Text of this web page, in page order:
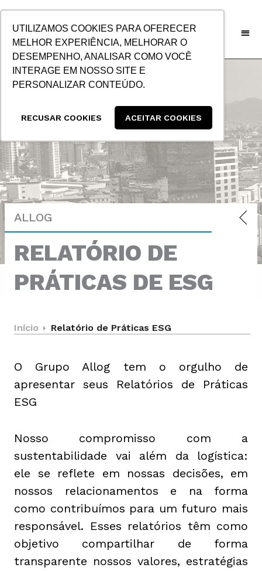
UTILIZAMOS COOKIES PARA OFERECER
MELHOR EXPERIÊNCIA, MELHORAR O
DESEMPENHO, ANALISAR COMO VOCÊ
INTERAGE EM NOSSO SITE E
PERSONALIZAR CONTEÚDO.
RECUSAR COOKIES ACEITAR COOKIES
CONTEÚDO
ALLOG
RELATÓRIO DE
PRÁTICAS DE ESG
Início Relatório de Práticas ESG
O Grupo Allog tem o orgulho de
apresentar seus Relatórios de Práticas
ESG
Nosso compromisso com a
sustentabilidade vai além da logística:
ele se reflete em nossas decisões, em
nossos relacionamentos e na forma
como contribuímos para um futuro mais
responsável. Esses relatórios têm como
objetivo compartilhar de forma
transparente nossos valores, estratégias